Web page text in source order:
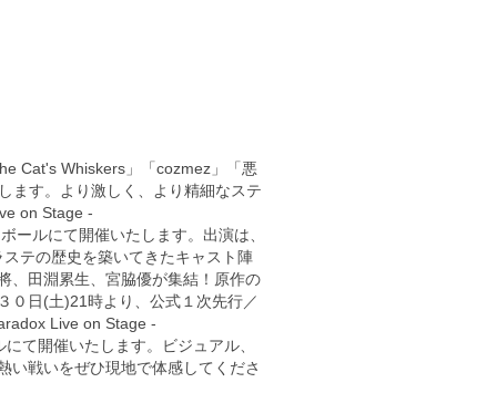
Cat's Whiskers」「cozmez」「悪
ます。より激しく、より精細なステ
on Stage -
ルにて開催いたします。出演は、
テの歴史を築いてきたキャスト陣
、田淵累生、宮脇優が集結！原作の
０日(土)21時より、公式１次先行／
Live on Stage -
て開催いたします。ビジュアル、
い戦いをぜひ現地で体感してくださ